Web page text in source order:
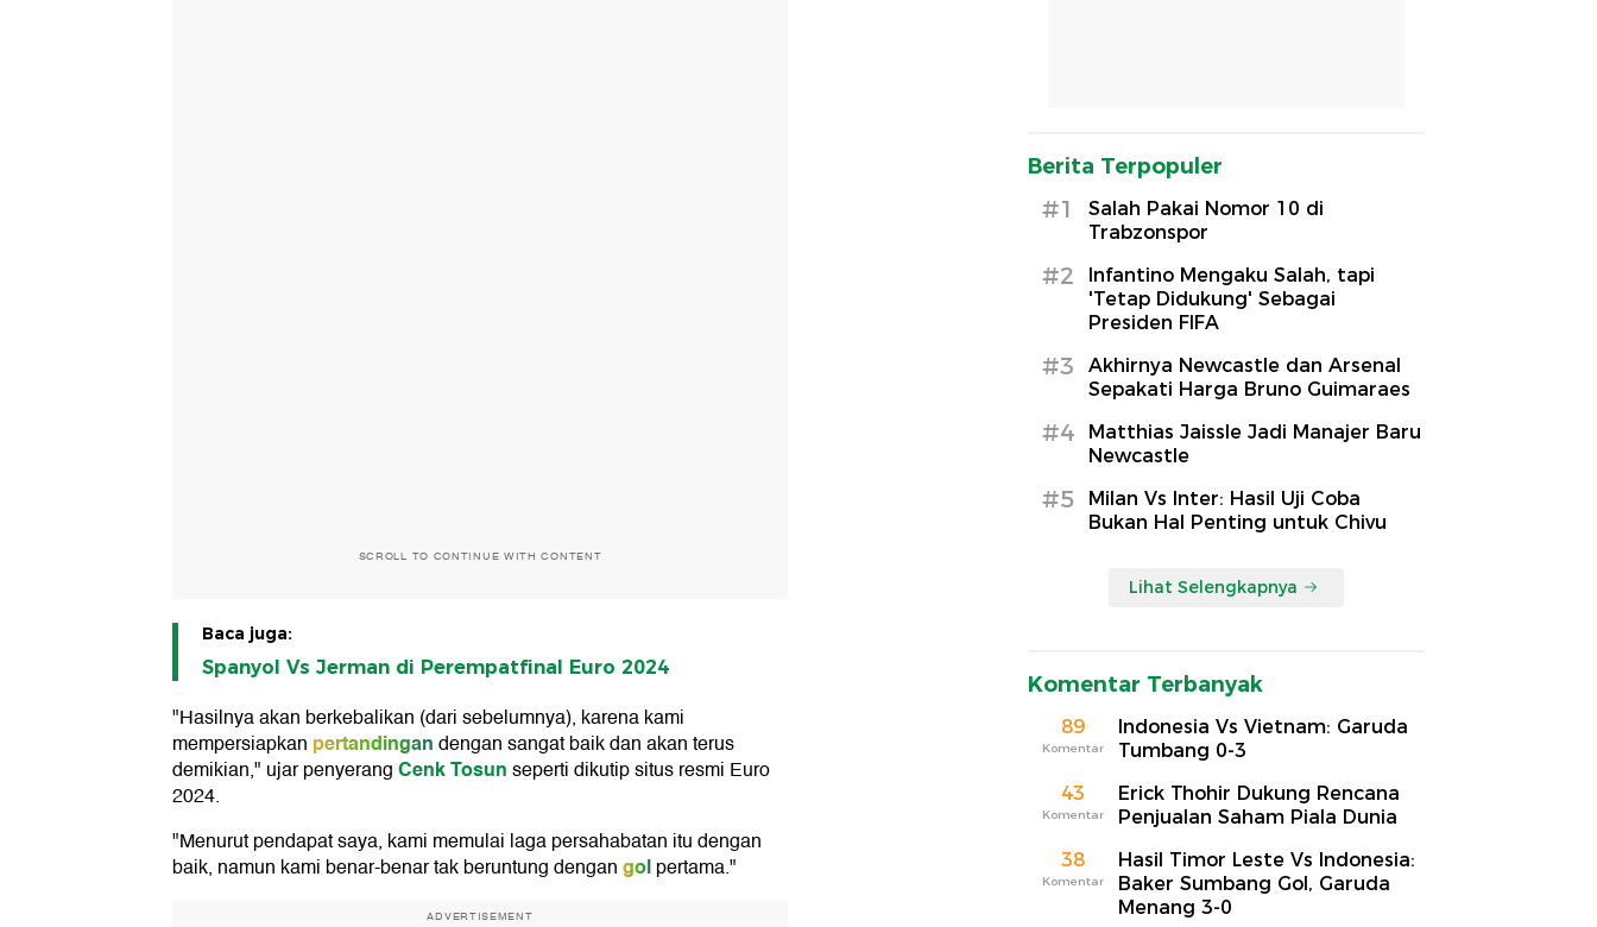
SCROLL TO CONTINUE WITH CONTENT
Baca juga:
Spanyol Vs Jerman di Perempatfinal Euro 2024
"Hasilnya akan berkebalikan (dari sebelumnya), karena kami
mempersiapkan pertandingandengan sangat baik dan akan terus
demikian," ujar penyerangCenk Tosunseperti dikutip situs resmi Euro
2024.
"Menurut pendapat saya, kami memulai laga persahabatan itu dengan
baik, namun kami benar-benar tak beruntung dengangolpertama."
ADVERTISEMENT
Berita Terpopuler
#1
Salah Pakai Nomor 10 di
Trabzonspor
#2
Infantino Mengaku Salah, tapi
'Tetap Didukung' Sebagai
Presiden FIFA
#3
Akhirnya Newcastle dan Arsenal
Sepakati Harga Bruno Guimaraes
#4
Matthias Jaissle Jadi Manajer Baru
Newcastle
#5
Milan Vs Inter: Hasil Uji Coba
Bukan Hal Penting untuk Chivu
Lihat Selengkapnya
Komentar Terbanyak
89
Komentar
Indonesia Vs Vietnam: Garuda
Tumbang 0-3
43
Komentar
Erick Thohir Dukung Rencana
Penjualan Saham Piala Dunia
38
Komentar
Hasil Timor Leste Vs Indonesia:
Baker Sumbang Gol, Garuda
Menang 3-0